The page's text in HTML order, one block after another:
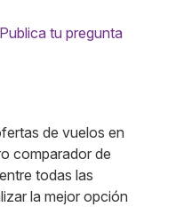
Publica tu pregunta
de vuelos en
comparador de
todas las
la mejor opción